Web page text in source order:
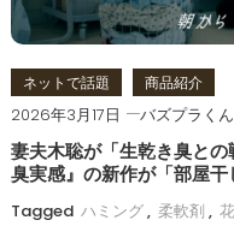
ン
ネットで話題 商品紹介
2026年3月17日 バズプラくん
妻夫木聡が「生乾き臭と
臭実感』の新作が「部屋
Tagged ハミング, 柔軟剤 ,